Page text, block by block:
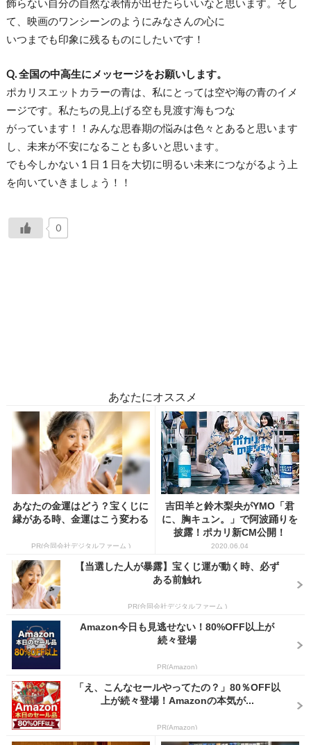
飾らない自分の自然な表情が出せたらいいなと思います。そし
て、映画のワンシーンのようにみなさんの心に
いつまでも印象に残るものにしたいです！
Q. 全国の中高生にメッセージをお願いします。
ポカリスエットカラーの青は、私にとっては空や海の青のイメ
ージです。私たちの見上げる空も見渡す海もつな
がっています！！みんな思春期の悩みは色々とあると思います
し、未来が不安になることも多いと思います。
でも今しかない 1 日 1 日を大切に明るい未来につながるよう上
を向いていきましょう！！
0
あなたにオススメ
あなたの金運はどう？宝くじに
縁がある時、金運はこう変わる
PR(合同会社デジタルファーム )
吉田羊と鈴木梨央がYMO「君
に、胸キュン。」で阿波踊りを
披露！ポカリ新CM公開！
2020.06.04
【当選した人が暴露】宝くじ運が動く時、必ず
ある前触れ
PR(合同会社デジタルファーム )
Amazon今日も見逃せない！80%OFF以上が
続々登場
PR(Amazon)
「え、こんなセールやってたの？」80％OFF以
上が続々登場！Amazonの本気が...
PR(Amazon)